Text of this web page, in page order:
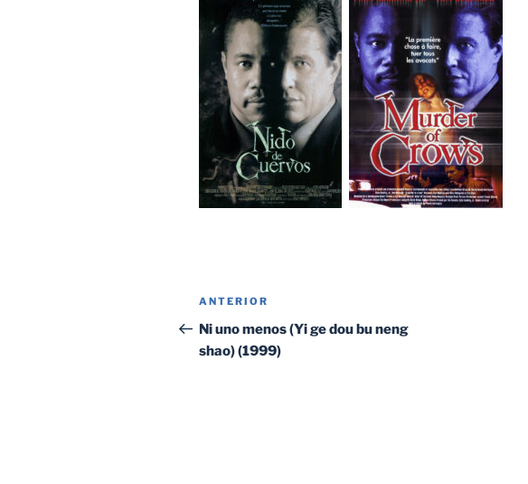
Navegación
de
entradas
Entrada
anterior:
ANTERIOR
Ni uno menos (Yi ge dou bu neng
shao) (1999)